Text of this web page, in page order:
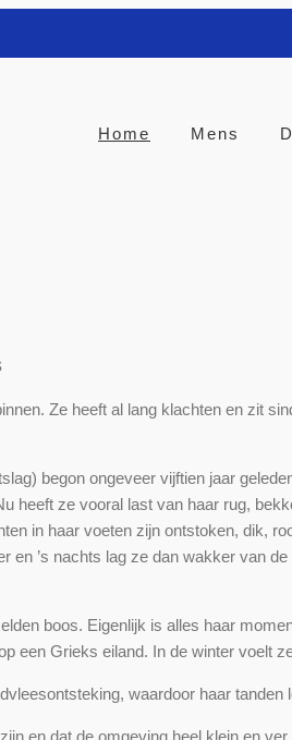
Home Mens
Ze heeft al lang klachten en zit
begon ongeveer vijftien jaar
heeft ze vooral last van haar rug,
in haar voeten zijn ontstoken, dik,
en ’s nachts lag ze dan wakker van
boos. Eigenlijk is alles haar
een Grieks eiland. In de winter voelt
waardoor haar tanden
en dat de omgeving heel klein en